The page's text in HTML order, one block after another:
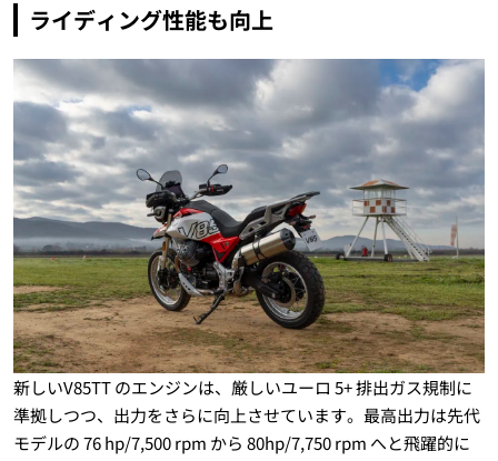
ライディング性能も向上
新しいV85TT のエンジンは、厳しいユーロ 5+ 排出ガス規制に
準拠しつつ、出力をさらに向上させています。最高出力は先代
モデルの 76 hp/7,500 rpm から 80hp/7,750 rpm へと飛躍的に